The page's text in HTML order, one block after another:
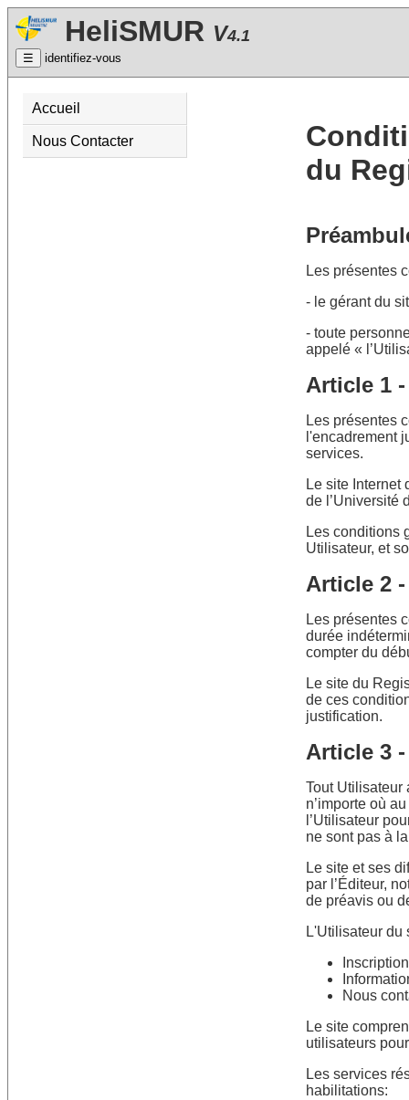
HeliSMUR V4.1
☰ identifiez-vous
Accueil
Nous Contacter
du
Les présentes
- le gérant du
- toute
appelé «
Article 1
Les présentes
l'encadrement
services.
Le site Internet
de l’Université
Les conditions
Utilisateur, et
Article 2
Les présentes
durée
compter du
Le site du
de ces
justification.
Article 3
Tout Utilisateur
n’importe où
l’Utilisateur
ne sont pas à
Le site et ses
par l’Éditeur,
de préavis ou
L'Utilisateur du
Inscription
Nous
Le site
utilisateurs
Les services
habilitations: